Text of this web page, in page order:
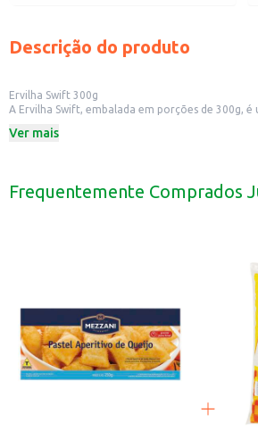
Descrição do produto
Ervilha Swift 300g
A Ervilha Swift, embalada em porções de 300g,
Dicas de Uso:
Incorpore em risotos e massas, enriquecendo o
Ver mais
Frequentemente Comprados